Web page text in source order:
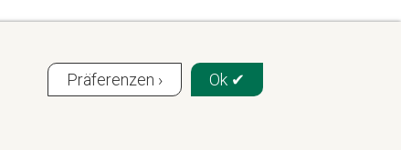
Präferenzen › Ok ✔